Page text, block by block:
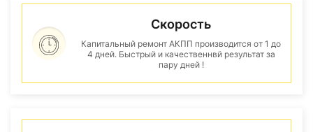
Скорость
Капитальный ремонт АКПП производится от 1 до
4 дней. Быстрый и качественнвй результат за
пару дней !